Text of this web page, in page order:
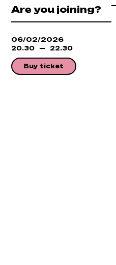
Are you joining?
06/02/2026
20.30 22.30
Buy ticket